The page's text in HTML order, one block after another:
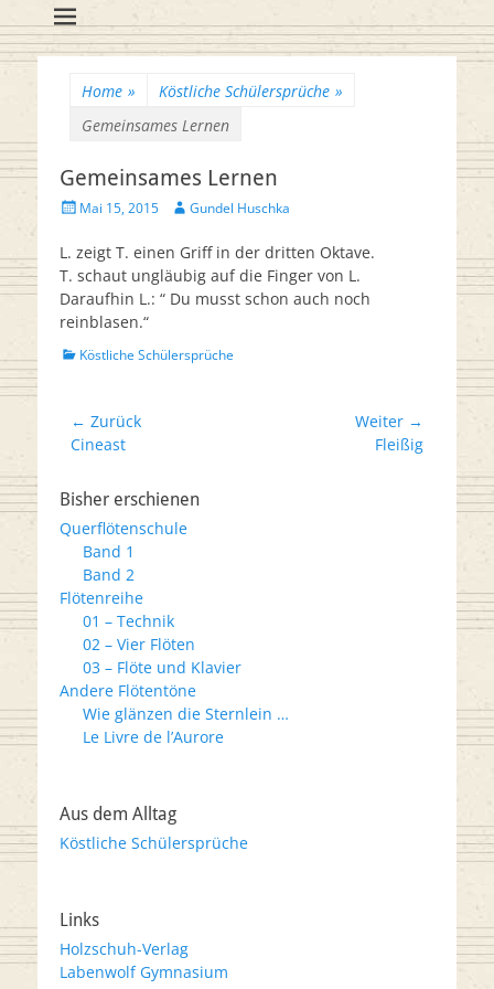
Flötenreihe
Huschka-Bähr
Suche
nach:
Home » Köstliche Schülersprüche »
Gemeinsames Lernen
Gemeinsames Lernen
Veröffentlicht
Mai 15, 2015 AutorGundel Huschka
L. zeigt T. einen Griff in der dritten Oktave.
T. schaut ungläubig auf die Finger von L.
Daraufhin L.: “ Du musst schon auch noch
reinblasen.“
Kategorien
Köstliche Schülersprüche
Beitrags-
Navigation
← Zurück
Vorheriger
Cineast
Weiter →
Fleißig
Bisher erschienen
Querflötenschule
Band 1
Band 2
Flötenreihe
01 – Technik
02 – Vier Flöten
03 – Flöte und Klavier
Andere Flötentöne
Wie glänzen die Sternlein …
Le Livre de l’Aurore
Aus dem Alltag
Köstliche Schülersprüche
Links
Holzschuh-Verlag
Labenwolf Gymnasium